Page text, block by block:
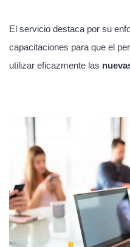
El servicio destaca por su
capacitaciones para que el
utilizar eficazmente las